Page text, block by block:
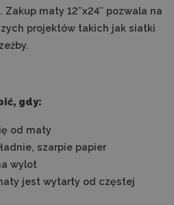
maty 12″x24″ pozwala na
projektów takich jak siatki
gdy:
od maty
szarpie papier
wylot
jest wytarty od częstej